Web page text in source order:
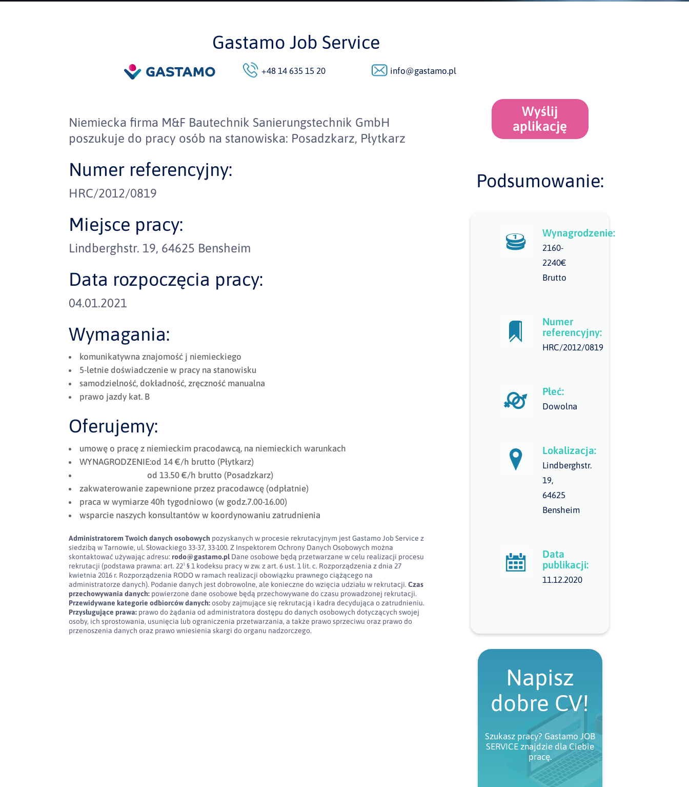
Gastamo Job Service
+48 14 635 15 20 info@gastamo.pl
Niemiecka firma M&F Bautechnik Sanierungstechnik GmbH
poszukuje do pracy osób na stanowiska: Posadzkarz, Płytkarz
Numer referencyjny:
HRC/2012/0819
Miejsce pracy:
Lindberghstr. 19, 64625 Bensheim
Data rozpoczęcia pracy:
04.01.2021
Wymagania:
komunikatywna znajomość j niemieckiego
5-letnie doświadczenie w pracy na stanowisku
samodzielność, dokładność, zręczność manualna
prawo jazdy kat. B
Oferujemy:
umowę o pracę z niemieckim pracodawcą, na niemieckich warunkach
WYNAGRODZENIE:od 14 €/h brutto (Płytkarz)
od 13.50 €/h brutto (Posadzkarz)
zakwaterowanie zapewnione przez pracodawcę (odpłatnie)
praca w wymiarze 40h tygodniowo (w godz.7.00-16.00)
wsparcie naszych konsultantów w koordynowaniu zatrudnienia
Administratorem Twoich danych osobowych pozyskanych w procesie rekrutacyjnym jest Gastamo Job Service z
siedzibą w Tarnowie, ul. Słowackiego 33-37, 33-100. Z Inspektorem Ochrony Danych Osobowych można
skontaktować używając adresu:rodo@gastamo.plDane osobowe będą przetwarzane w celu realizacji procesu
rekrutacji (podstawa prawna: art. 22¹ § 1 kodeksu pracy w zw. z art. 6 ust. 1 lit. c. Rozporządzenia z dnia 27
kwietnia 2016 r. Rozporządzenia RODO w ramach realizacji obowiązku prawnego ciążącego na
administratorze danych). Podanie danych jest dobrowolne, ale konieczne do wzięcia udziału w rekrutacji.Czas
przechowywania danych: powierzone dane osobowe będą przechowywane do czasu prowadzonej rekrutacji.
Przewidywane kategorie odbiorców danych:osoby zajmujące się rekrutacją i kadra decydująca o zatrudnieniu.
Przysługujące prawa: prawo do żądania od administratora dostępu do danych osobowych dotyczących swojej
osoby, ich sprostowania, usunięcia lub ograniczenia przetwarzania, a także prawo sprzeciwu oraz prawo do
przenoszenia danych oraz prawo wniesienia skargi do organu nadzorczego.
Wyślij
aplikację
Podsumowanie:
Wynagrodzenie:
2160-
2240€
Brutto
Numer
referencyjny:
HRC/2012/0819
Płeć:
Dowolna
Lokalizacja:
Lindberghstr.
19,
64625
Bensheim
Data
publikacji:
11.12.2020
Napisz
dobre CV!
Szukasz pracy? Gastamo JOB
SERVICE znajdzie dla Ciebie
pracę.